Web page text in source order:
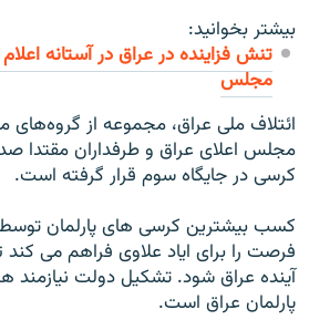
بیشتر بخوانید:
تنش فزاینده در عراق در آستانه
مجلس
ائتلاف ملی عراق، مجموعه از
کرسی در جايگاه سوم قرار گرفته است.
کسب بيشترين کرسی های پارلمان توسط
فرصت را برای اياد علاوی فراهم می
پارلمان عراق است.